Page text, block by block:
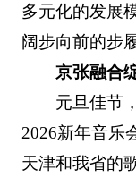
多元化的发展
阔步向前的步
京张融合
元旦佳节，“
2026新年音乐
天津和我省的